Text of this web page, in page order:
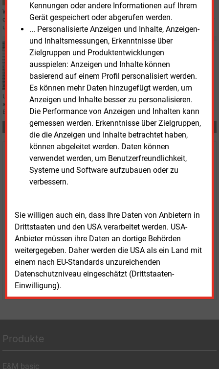
Kennungen oder andere Informationen auf Ihrem
Gerät gespeichert oder abgerufen werden.
... Personalisierte Anzeigen und Inhalte, Anzeigen-
und Inhaltsmessungen, Erkenntnisse über
Zielgruppen und Produktentwicklungen
ausspielen: Anzeigen und Inhalte können
basierend auf einem Profil personalisiert werden.
Es können mehr Daten hinzugefügt werden, um
Anzeigen und Inhalte besser zu personalisieren.
Die Performance von Anzeigen und Inhalten kann
gemessen werden. Erkenntnisse über Zielgruppen,
die die Anzeigen und Inhalte betrachtet haben,
können abgeleitet werden. Daten können
verwendet werden, um Benutzerfreundlichkeit,
Systeme und Software aufzubauen oder zu
verbessern.
Sie willigen auch ein, dass Ihre Daten von Anbietern in
Drittstaaten und den USA verarbeitet werden. USA-
Anbieter müssen ihre Daten an dortige Behörden
weitergegeben. Daher werden die USA als ein Land mit
einem nach EU-Standards unzureichenden
Datenschutzniveau eingeschätzt (Drittstaaten-
Einwilligung).
Wettbewerbliche Messstellenbetreiber positionieren sich gegen einen von
der Bundesnetzagentur konsultierten Rahmenvertrag zwischen Netzbetreiber
und Messstellenbetreiber.
INSIDE EU ENERGIE
Effizienter Netzausbau spart Milliarden
Unser Brüsseler Korrespondent Tom Weingärtner kommentiert in
seiner
E&M-Kolumne „Inside EU Energie“ energiepolitische Themen aus dem
EU-Parlament, der EU-Kommission und den Verbänden.
Teilen:
Haben Sie Interesse an Content oder
Mehrfachzugängen für Ihr Unternehmen?
Paketen haben.
Das E&M-Vertriebsteam freut sich unter Tel. 08152 / 93
11-77 oder untervertrieb@energie-und-management.de
über Ihre Anfrage.
WEITERE INFORMATIONEN
Produkte
E&M basic